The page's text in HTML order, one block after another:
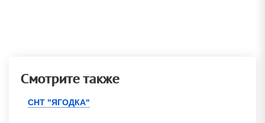
Смотрите также
СНТ "ЯГОДКА"